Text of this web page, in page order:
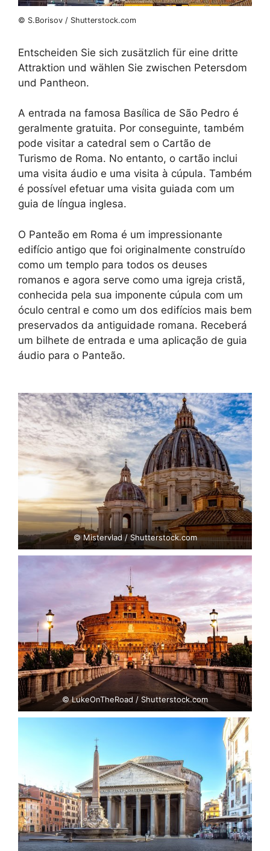
© S.Borisov / Shutterstock.com
Entscheiden Sie sich zusätzlich für eine dritte
Attraktion und wählen Sie zwischen Petersdom
und Pantheon.
A entrada na famosa Basílica de São Pedro é
geralmente gratuita. Por conseguinte, também
pode visitar a catedral sem o Cartão de
Turismo de Roma. No entanto, o cartão inclui
uma visita áudio e uma visita à cúpula. Também
é possível efetuar uma visita guiada com um
guia de língua inglesa.
O Panteão em Roma é um impressionante
edifício antigo que foi originalmente construído
como um templo para todos os deuses
romanos e agora serve como uma igreja cristã,
conhecida pela sua imponente cúpula com um
óculo central e como um dos edifícios mais bem
preservados da antiguidade romana. Receberá
um bilhete de entrada e uma aplicação de guia
áudio para o Panteão.
© Mistervlad / Shutterstock.com
© LukeOnTheRoad / Shutterstock.com